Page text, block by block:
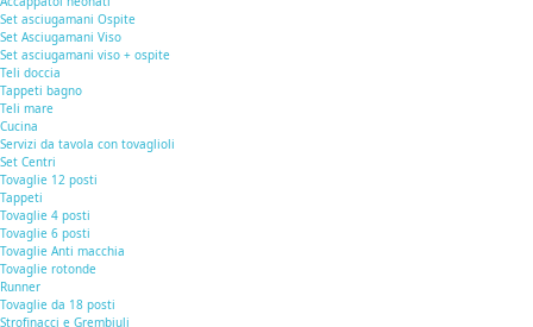
Set asciugamani Ospite
Set Asciugamani Viso
Set asciugamani viso + ospite
Teli doccia
Tappeti bagno
Teli mare
Cucina
Servizi da tavola con tovaglioli
Set Centri
Tovaglie 12 posti
Tappeti
Tovaglie 4 posti
Tovaglie 6 posti
Tovaglie Anti macchia
Tovaglie rotonde
Runner
Tovaglie da 18 posti
Strofinacci e Grembiuli